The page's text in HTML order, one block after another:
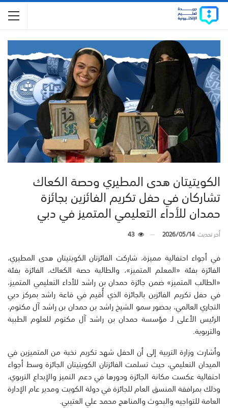
الكويتيتان هدى المطيري وحصة الكعاك
تشاركان في حفل تكريم الفائزين بجائزة
حمدان للأداء التعليمي المتميز في دبي
أخر تحديث2026/05/14
43
في أجواء احتفالية مميزة، شاركت الفائزتان الكويتيتان هدى المطيري،
الفائزة بفئة «المعلم المتميز»، والطالبة حصة الكعاك، الفائزة بفئة
«الطالب المتميز» ضمن جائزة حمدان بن راشد للأداء التعليمي المتميز،
في حفل تكريم الفائزين بالجائزة الذي أُقيم في قاعة راشد بمركز دبي
التجاري العالمي، بحضور سمو الشيخ راشد بن حمدان بن راشد آل مكتوم،
الرئيس الأعلى لـ مؤسسة حمدان بن راشد آل مكتوم للعلوم الطبية
والتربوية.
وأشارت وزارة التربية إلى أن الحفل شهد تكريم نخبة من المتميزين في
الميدان التعليمي، حيث تسلمت الفائزتان الكويتيتان الجائزة وسط أجواء
احتفالية عكست مكانة الجائزة ودورها في دعم التميز والإبداع التربوي،
وذلك بمرافقة المنسق العام للجائزة في دولة الكويت ومدير عام الإدارة
العامة للتواجيه والبحوث والمناهج محمد علي العتيبي.